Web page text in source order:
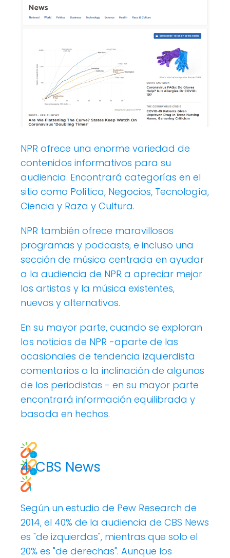
NPR ofrece una enorme variedad de
contenidos informativos para su
audiencia. Encontrará categorías en el
sitio como Política, Negocios, Tecnología,
Ciencia y Raza y Cultura.
NPR también ofrece maravillosos
programas y podcasts, e incluso una
sección de música centrada en ayudar
a la audiencia de NPR a apreciar mejor
los artistas y la música existentes,
nuevos y alternativos.
En su mayor parte, cuando se exploran
las noticias de NPR -aparte de las
ocasionales de tendencia izquierdista
comentarios o la inclinación de algunos
de los periodistas - en su mayor parte
encontrará información equilibrada y
basada en hechos.
4. CBS News
Según un estudio de Pew Research de
2014, el 40% de la audiencia de CBS News
es "de izquierdas", mientras que solo el
20% es "de derechas". Aunque los